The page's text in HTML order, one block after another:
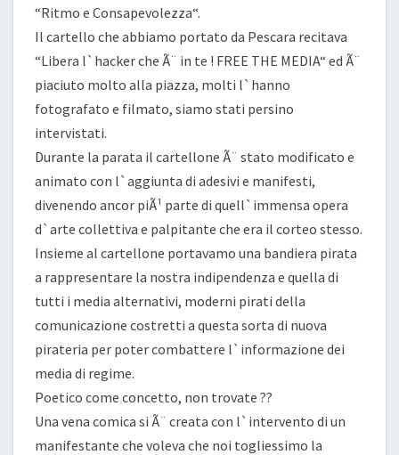
“Ritmo e Consapevolezza“.
Il cartello che abbiamo portato da Pescara recitava
“Libera l`hacker che Ã¨ in te ! FREE THE MEDIA“ ed Ã¨
piaciuto molto alla piazza, molti l`hanno
fotografato e filmato, siamo stati persino
intervistati.
Durante la parata il cartellone Ã¨ stato modificato e
animato con l`aggiunta di adesivi e manifesti,
divenendo ancor piÃ¹ parte di quell`immensa opera
d`arte collettiva e palpitante che era il corteo stesso.
Insieme al cartellone portavamo una bandiera pirata
a rappresentare la nostra indipendenza e quella di
tutti i media alternativi, moderni pirati della
comunicazione costretti a questa sorta di nuova
pirateria per poter combattere l`informazione dei
media di regime.
Poetico come concetto, non trovate ??
Una vena comica si Ã¨ creata con l`intervento di un
manifestante che voleva che noi togliessimo la